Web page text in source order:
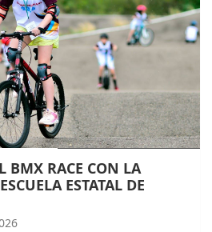
BMX RACE CON LA
ESTATAL DE